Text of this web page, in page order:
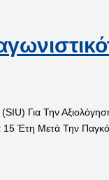
Για Την
15 Έτη Μετά Την